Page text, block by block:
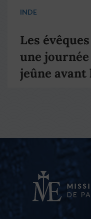
INDE
Les
une
jeûne avant